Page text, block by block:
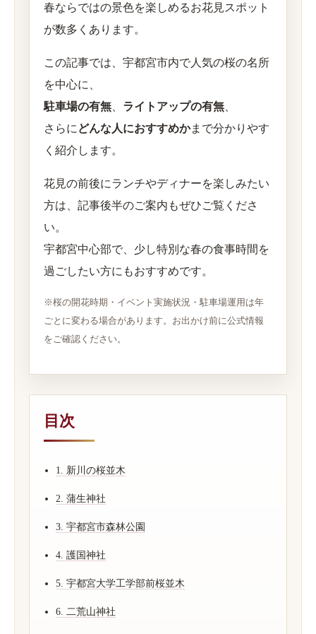
春ならではの景色を楽しめるお花見スポット
が数多くあります。
この記事では、宇都宮市内で人気の桜の名所
を中心に、
駐車場の有無
ライトアップの有無
さらに どんな人におすすめかまで分かりやす
く紹介します。
花見の前後にランチやディナーを楽しみたい
方は、記事後半のご案内もぜひご覧くださ
い。
宇都宮中心部で、少し特別な春の食事時間を
過ごしたい方にもおすすめです。
※桜の開花時期・イベント実施状況・駐車場運用は年
ごとに変わる場合があります。お出かけ前に公式情報
をご確認ください。
目次
1. 新川の桜並木
2. 蒲生神社
3. 宇都宮市森林公園
4. 護国神社
5. 宇都宮大学工学部前桜並木
6. 二荒山神社